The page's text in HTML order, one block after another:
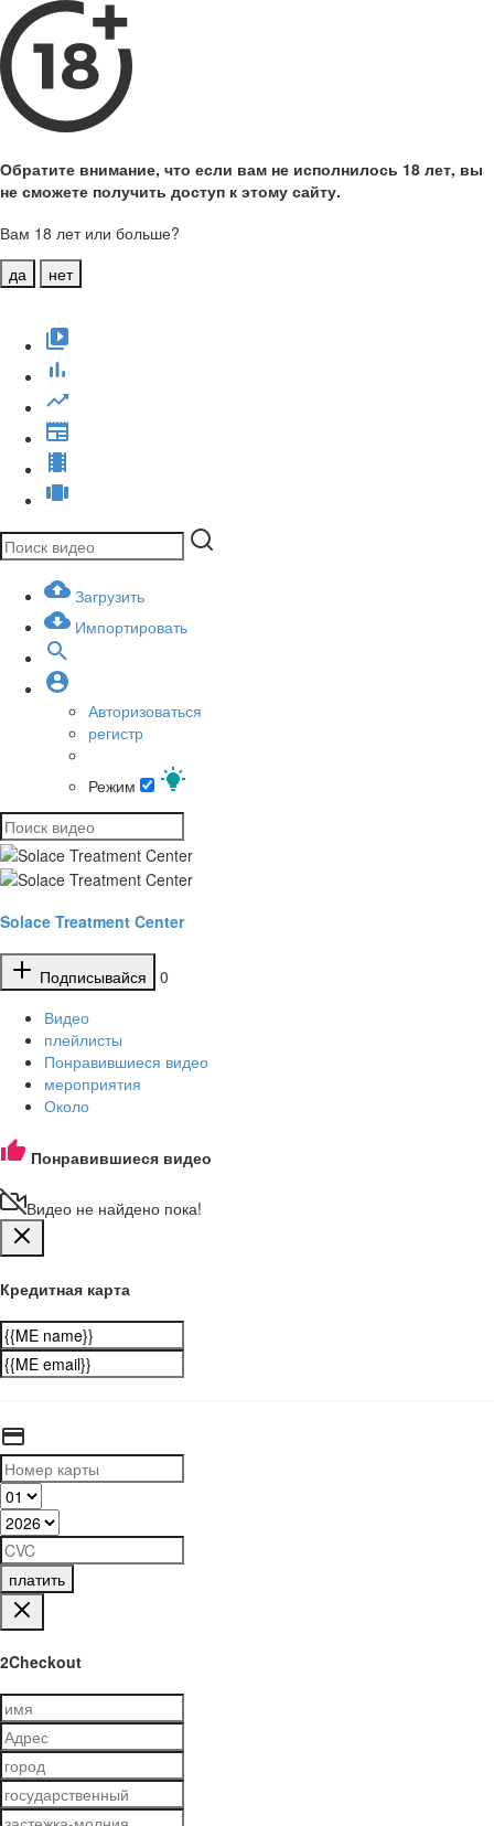
Обратите внимание, что если вам не исполнилось 18 лет, вы
не сможете получить доступ к этому сайту.
Вам 18 лет или больше?
да
нет
Загрузить
Импортировать
Авторизоваться
регистр
Режим
Solace Treatment Center
Подписывайся
0
Видео
плейлисты
Понравившиеся видео
мероприятия
Около
Понравившиеся видео
Видео не найдено пока!
Кредитная карта
платить
2Checkout